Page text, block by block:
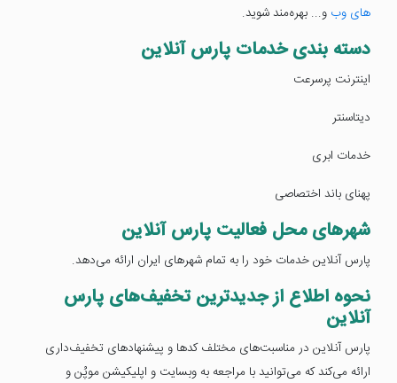
های وب و... بهره‌مند شوید.
دسته بندی خدمات پارس آنلاین
اینترنت پرسرعت
دیتاسنتر
خدمات ابری
پهنای باند اختصاصی
شهرهای محل فعالیت پارس آنلاین
پارس آنلاین خدمات خود را به تمام شهرهای ایران ارائه می‌دهد.
نحوه اطلاع از جدیدترین تخفیف‌های پارس
آنلاین
پارس آنلاین در مناسبت‌های مختلف کدها و پیشنهادهای تخفیف‌داری
ارائه می‌کند که می‌توانید با مراجعه به وبسایت و اپلیکیشن موپُن و